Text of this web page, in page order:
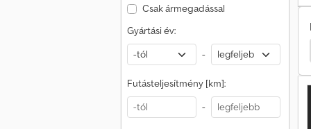
Csak ármegadással
Gyártási év:
-
Futásteljesítmény [km]:
-
Transit Connect Transporter Ford Transit Connect